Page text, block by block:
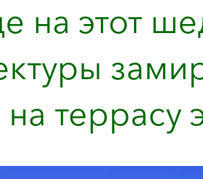
на этот
террасу